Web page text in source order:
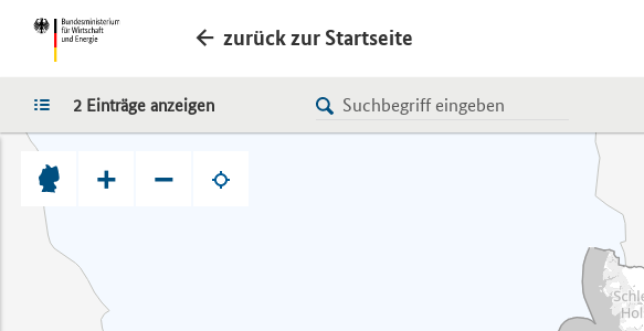
zurück zur Startseite
LISTE
2 Einträge anzeigen
+ −